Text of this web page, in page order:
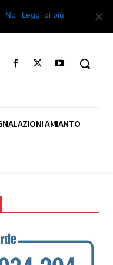
AMIANTO
No Leggi di più